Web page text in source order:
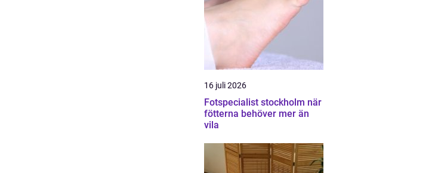
16 juli 2026
Fotspecialist stockholm när
fötterna behöver mer än
vila